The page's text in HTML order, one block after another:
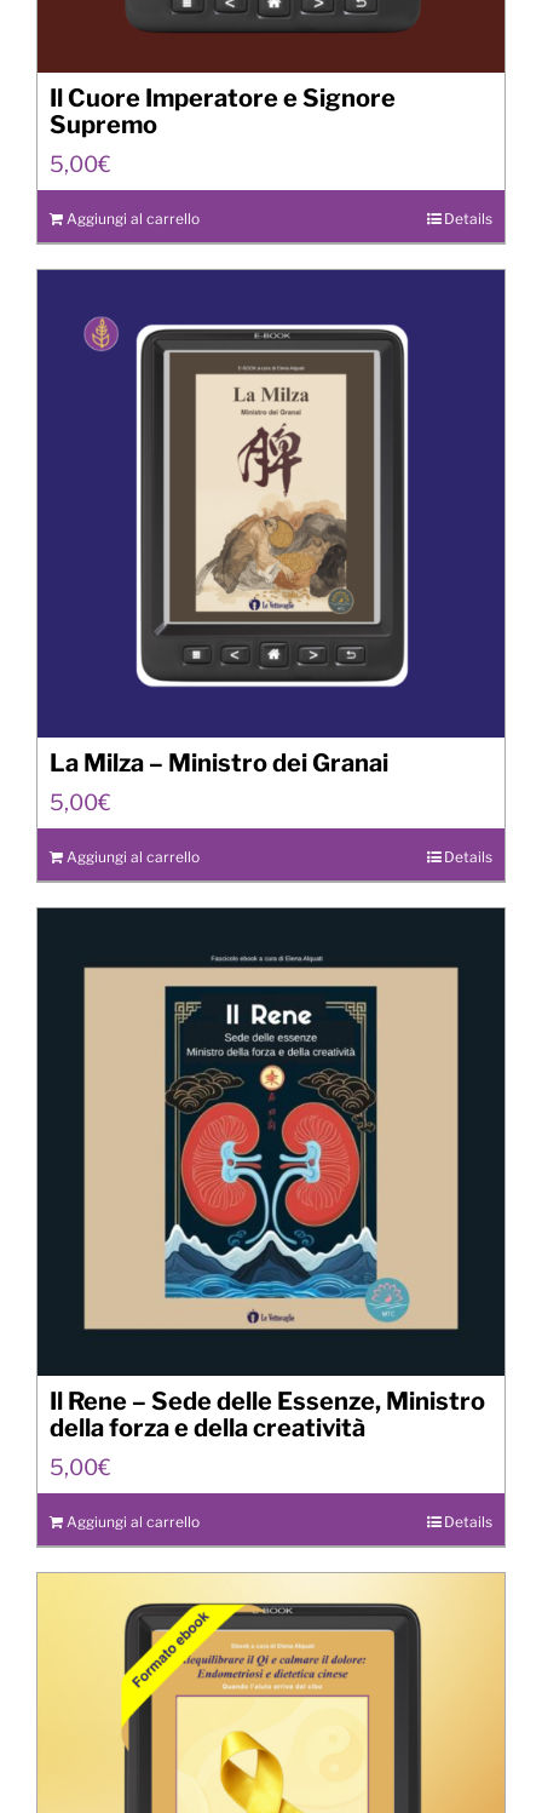
Il Cuore Imperatore e Signore
Supremo
5,00€
Aggiungi al carrello Details
La Milza – Ministro dei Granai
5,00€
Aggiungi al carrello Details
Il Rene – Sede delle Essenze, Ministro
della forza e della creatività
5,00€
Aggiungi al carrello Details